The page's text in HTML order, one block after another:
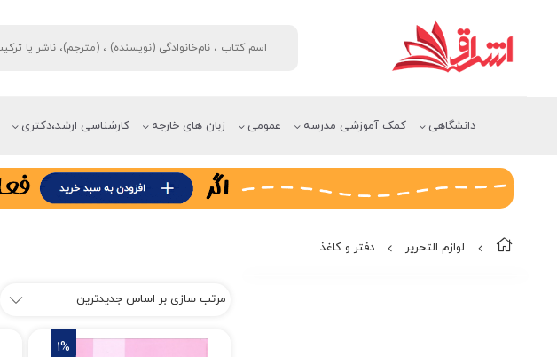
دانشگاهی زبان های خارجه عمومی کارشناسی ارشد،دکتری کمک آموزشی مدرسه
لوازم التحریر دفتر و کاغذ
1%